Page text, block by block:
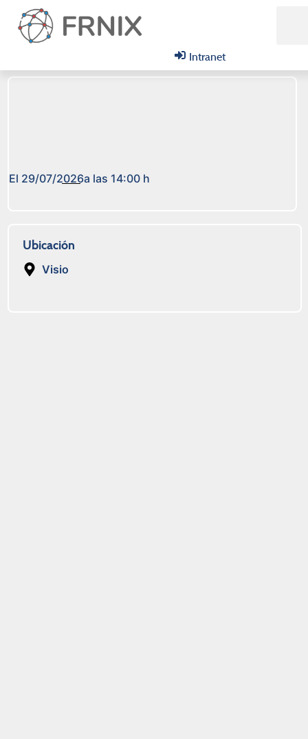
Intranet
El 29/07/2026a las 14:00 h
Ubicación
Visio